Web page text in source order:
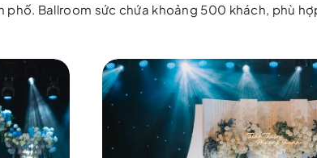
Ballroom sức chứa khoảng 500 khách, phù